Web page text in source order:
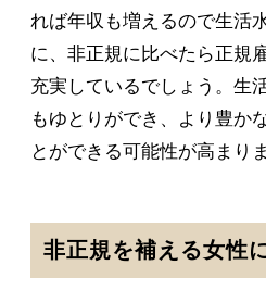
れば年収も増えるので生活
に、非正規に比べたら正規
充実しているでしょう。生
もゆとりができ、より豊か
とができる可能性が高まりま
非正規を補える女性